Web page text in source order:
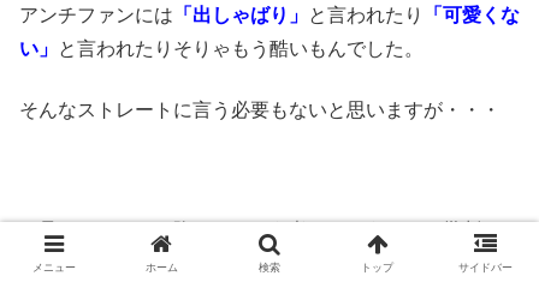
アンチファンには 「出しゃばり」 と言われたり
「可愛くな
い」 と言われたりそりゃもう酷いもんでした。
そんなストレートに言う必要もないと思いますが・・・
一旦、センターを降ろすという考えはそういった批判をか
わす理由もあったかもしれません。
メニュー ホーム 検索 トップ サイドバー